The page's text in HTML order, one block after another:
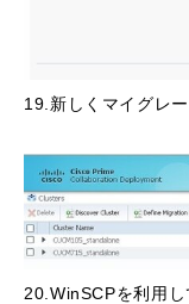
19.新しくマイグレ
20.WinSCPを利用